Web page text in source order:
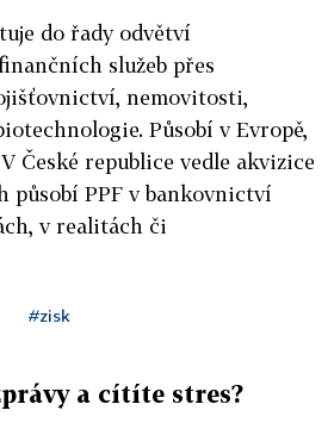
do řady odvětví
služeb přes
nemovitosti,
Působí v Evropě,
České republice vedle akvizice
působí PPF v bankovnictví
v realitách či
#zisk
a cítíte stres?